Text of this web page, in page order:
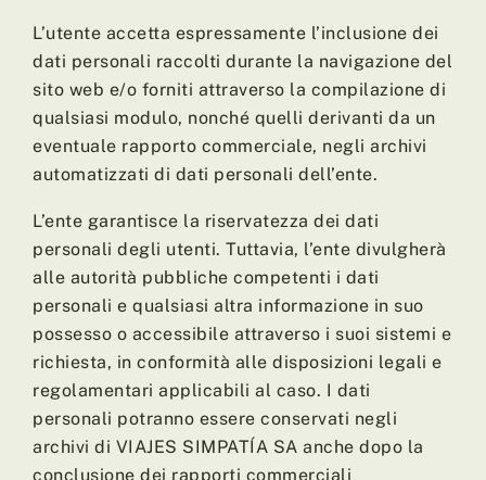
L’utente accetta espressamente l’inclusione dei
dati personali raccolti durante la navigazione del
sito web e/o forniti attraverso la compilazione di
qualsiasi modulo, nonché quelli derivanti da un
eventuale rapporto commerciale, negli archivi
automatizzati di dati personali dell’ente.
L’ente garantisce la riservatezza dei dati
personali degli utenti. Tuttavia, l’ente divulgherà
alle autorità pubbliche competenti i dati
personali e qualsiasi altra informazione in suo
possesso o accessibile attraverso i suoi sistemi e
richiesta, in conformità alle disposizioni legali e
regolamentari applicabili al caso. I dati
personali potranno essere conservati negli
archivi di VIAJES SIMPATÍA SA anche dopo la
conclusione dei rapporti commerciali